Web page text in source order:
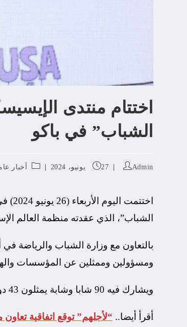
اختتام منتدى
الشباب” في باكو
Admin 27 يونيو، 2024 أخبار
الشباب”، الذي عقدته منظمة العالم
بالتعاون مع وزارة الشباب والرياضة
ومسؤولين وممثلين عن المؤسسات
ويشارك فيه 90 شابا وشابة يمثلون 43 دولة من العالم الإسلامي وخارجه.
أقرأ أيضا.. “لأجلهم” توقع اتفاقية